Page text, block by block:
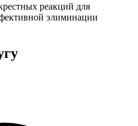
реакций для
элиминации